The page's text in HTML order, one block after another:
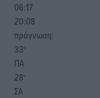
06:17
20:08
πρόγνωση:
33°
ΠΑ
28°
ΣΑ